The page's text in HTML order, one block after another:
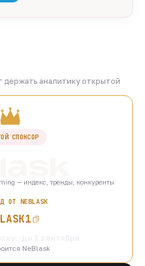
аналитику открытой
СПОНСОР
— индекс, тренды, конкуренты
ОТ NEBLASK
NeBlask